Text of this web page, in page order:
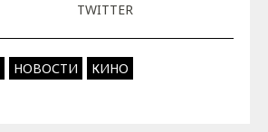
TWITTER
НОВОСТИ КИНО